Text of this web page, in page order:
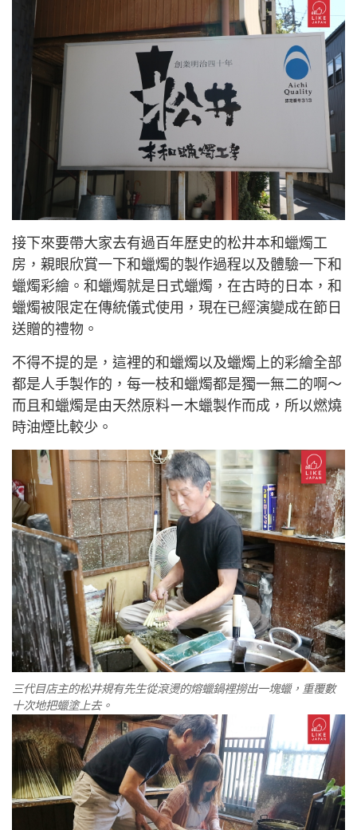
接下來要帶大家去有過百年歷史的松井本和蠟燭工
房，親眼欣賞一下和蠟燭的製作過程以及體驗一下和
蠟燭彩繪。和蠟燭就是日式蠟燭，在古時的日本，和
蠟燭被限定在傳統儀式使用，現在已經演變成在節日
送贈的禮物。
不得不提的是，這裡的和蠟燭以及蠟燭上的彩繪全部
都是人手製作的，每一枝和蠟燭都是獨一無二的啊～
而且和蠟燭是由天然原料ー木蠟製作而成，所以燃燒
時油煙比較少 。
三代目店主的松井規有先生從滾燙的熔蠟鍋裡撈出一塊蠟，重覆數
十次地把蠟塗上去。